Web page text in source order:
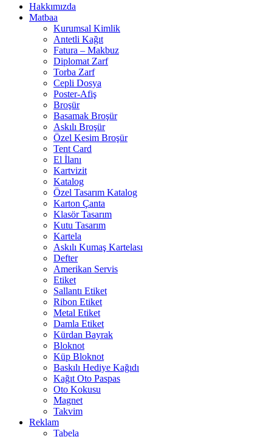
Hakkımızda
Matbaa
Kurumsal Kimlik
Antetli Kağıt
Fatura – Makbuz
Diplomat Zarf
Torba Zarf
Cepli Dosya
Poster-Afiş
Broşür
Basamak Broşür
Askılı Broşür
Özel Kesim Broşür
Tent Card
El İlanı
Kartvizit
Katalog
Özel Tasarım Katalog
Karton Çanta
Klasör Tasarım
Kutu Tasarım
Kartela
Askılı Kumaş Kartelası
Defter
Amerikan Servis
Etiket
Sallantı Etiket
Ribon Etiket
Metal Etiket
Damla Etiket
Kürdan Bayrak
Bloknot
Küp Bloknot
Baskılı Hediye Kağıdı
Kağıt Oto Paspas
Oto Kokusu
Magnet
Takvim
Reklam
Tabela